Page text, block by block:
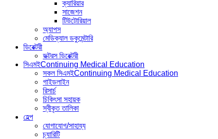
ক্যারিয়ার
সাজেশন
টিউটোরিয়াল
অ্যাপস
মেডিক্যাল ডকুমেন্টারি
ডিরেক্টরী
ডক্টরস ডিরেক্টরী
সিএমইContinuing Medical Education
সকল সিএমইContinuing Medical Education
গাইডলাইন
রিসার্চ
চিকিৎসা সহায়ক
স্বীকৃত তালিকা
হেল্প
যোগাযোগ/সাহায্য
চ্যারিটি